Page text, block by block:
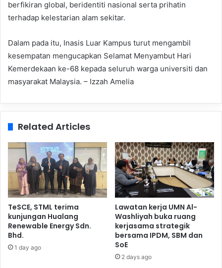
berfikiran global, beridentiti nasional serta prihatin
terhadap kelestarian alam sekitar.
Dalam pada itu, Inasis Luar Kampus turut mengambil
kesempatan mengucapkan Selamat Menyambut Hari
Kemerdekaan ke-68 kepada seluruh warga universiti dan
masyarakat Malaysia. – Izzah Amelia
Related Articles
TeSCE, STML terima
kunjungan Hualang
Renewable Energy Sdn.
Bhd.
1 day ago
Lawatan kerja UMN Al-
Washliyah buka ruang
kerjasama strategik
bersama IPDM, SBM dan
SoE
2 days ago